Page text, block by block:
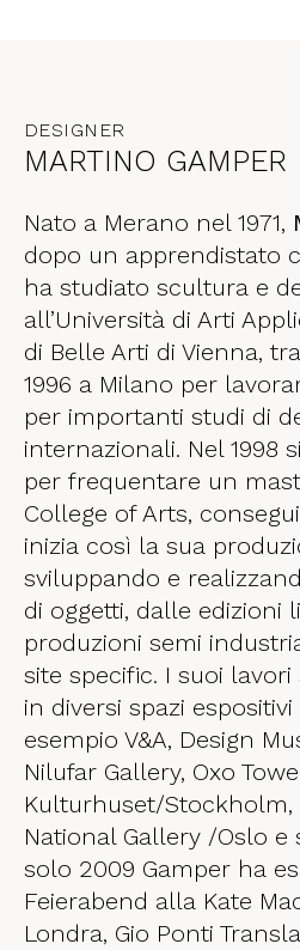
DESIGNER
MARTINO GAMPER
Nato a Merano nel 1971,
dopo un apprendistato
ha studiato scultura e
all’Università di Arti
di Belle Arti di Vienna,
1996 a Milano per
per importanti studi di
internazionali. Nel 1998
per frequentare un
College of Arts,
inizia così la sua
sviluppando e
di oggetti, dalle edizioni
produzioni semi
site specific. I suoi
in diversi spazi
esempio V&A, Design
Nilufar Gallery, Oxo
Kulturhuset/Stockholm,
National Gallery /Oslo e
solo 2009 Gamper ha
Feierabend alla Kate
Londra, Gio Ponti